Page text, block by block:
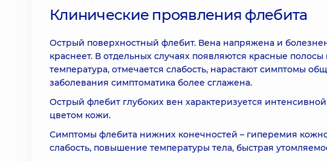
Клинические проявления флебита
Острый поверхностный флебит. Вена напряжена и
краснеет. В отдельных случаях появляются красные
температура, отмечается слабость, нарастают симптомы
заболевания симптоматика более сглажена.
Острый флебит глубоких вен характеризуется
цветом кожи.
Симптомы флебита нижних конечностей – гиперемия
слабость, повышение температуры тела, быстрая